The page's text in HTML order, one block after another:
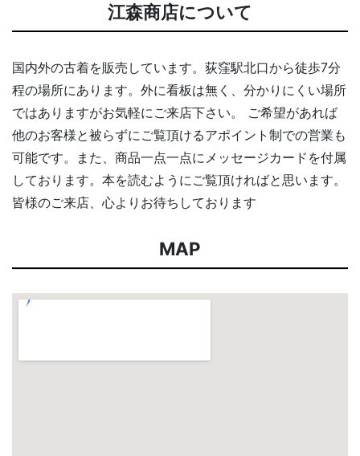
江森商店について
国内外の古着を販売しています。荻窪駅北口から徒歩7分
程の場所にあります。外に看板は無く、分かりにくい場所
ではありますがお気軽にご来店下さい。 ご希望があれば
他のお客様と被らずにご覧頂けるアポイント制での営業も
可能です。また、商品一点一点にメッセージカードを付属
しております。本を読むようにご覧頂ければと思います。
皆様のご来店、心よりお待ちしております
MAP